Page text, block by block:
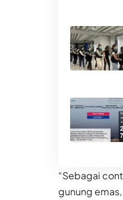
“Sebagai
gunung